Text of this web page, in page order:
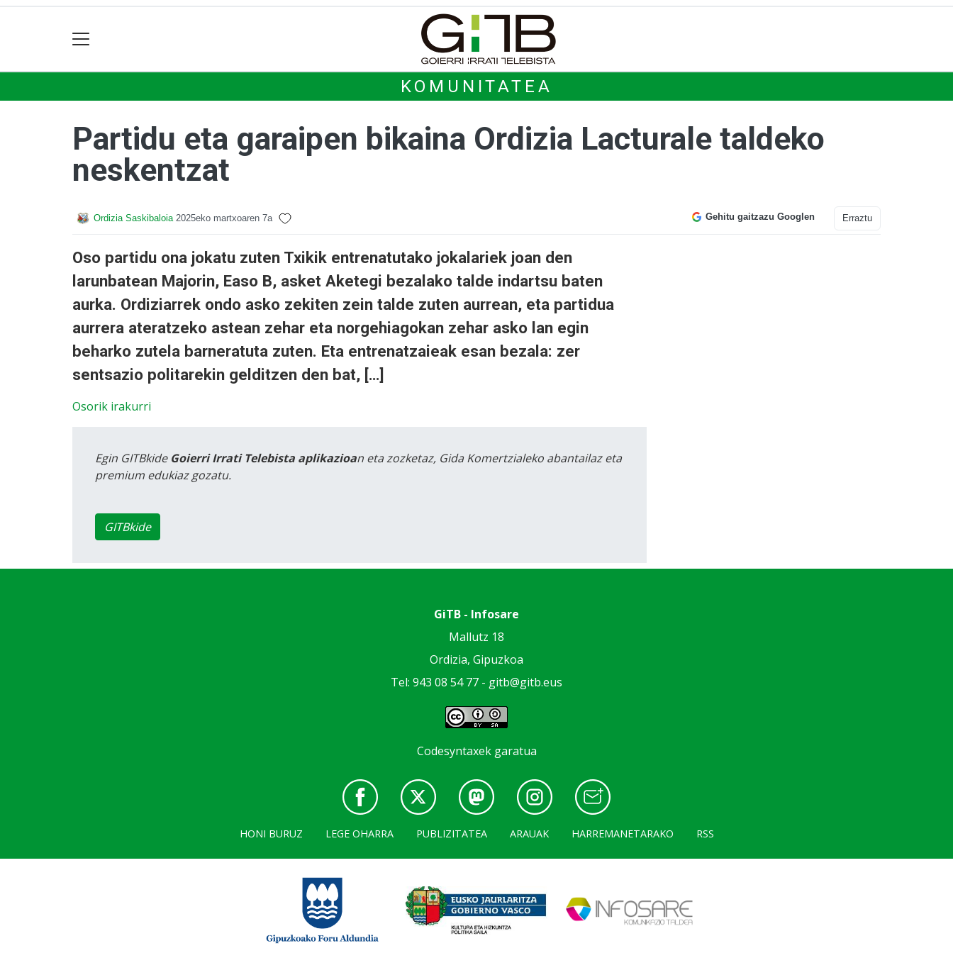
KOMUNITATEA
Partidu eta garaipen bikaina Ordizia Lacturale taldeko
neskentzat
Ordizia Saskibaloia 2025eko martxoaren 7a Gehitu gaitzazu Googlen Erraztu
Oso partidu ona jokatu zuten Txikik entrenatutako jokalariek joan den
larunbatean Majorin, Easo B, asket Aketegi bezalako talde indartsu baten
aurka. Ordiziarrek ondo asko zekiten zein talde zuten aurrean, eta partidua
aurrera ateratzeko astean zehar eta norgehiagokan zehar asko lan egin
beharko zutela barneratuta zuten. Eta entrenatzaieak esan bezala: zer
sentsazio politarekin gelditzen den bat, […]
Osorik irakurri
Egin GITBkide Goierri Irrati Telebista aplikazioan eta zozketaz, Gida Komertzialeko abantailaz eta
premium edukiaz gozatu.
GITBkide
GiTB - Infosare
Mallutz 18
Ordizia, Gipuzkoa
Tel: 943 08 54 77 - gitb@gitb.eus
Codesyntaxek garatua
HONI BURUZ LEGE OHARRA PUBLIZITATEA ARAUAK HARREMANETARAKO RSS